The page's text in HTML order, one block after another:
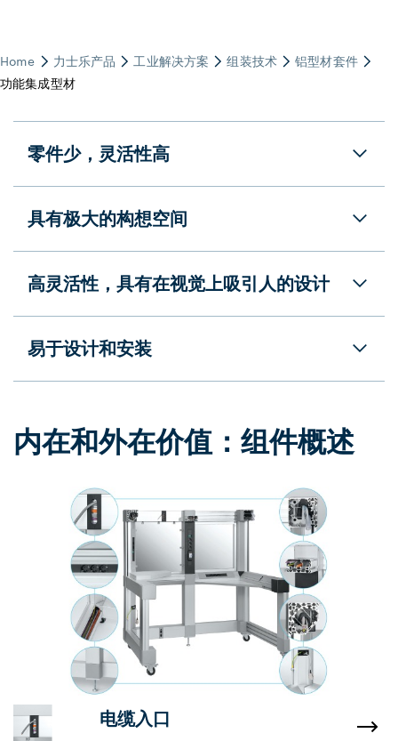
零件少，灵活性高
具有极大的构想空间
高灵活性，具有在视觉上吸引人的设计
易于设计和安装
内在和外在价值：组件概述
电缆入口